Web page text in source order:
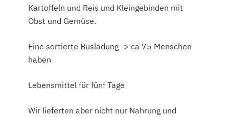
Kartoffeln und Reis und Kleingebinden mit
Obst und Gemüse.
Eine sortierte Busladung -> ca 75 Menschen
haben
Lebensmittel für fünf Tage
Wir lieferten aber nicht nur Nahrung und